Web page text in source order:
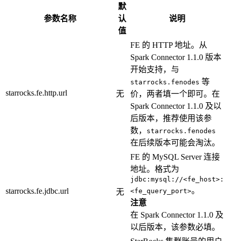
参数名称
默
认
值
说明
starrocks.fe.http.url 无
FE 的 HTTP 地址。从
Spark Connector 1.1.0 版本
开始支持，与
starrocks.fenodes 等
价，两者填一个即可。在
Spark Connector 1.1.0 及以
后版本，推荐使用该参
数，
starrocks.fenodes
在后续版本可能会淘汰。
starrocks.fe.jdbc.url 无
FE 的 MySQL Server 连接
地址。格式为
jdbc:mysql://<fe_host>:
<fe_query_port>。
注意
在 Spark Connector 1.1.0 及
以后版本，该参数必填。